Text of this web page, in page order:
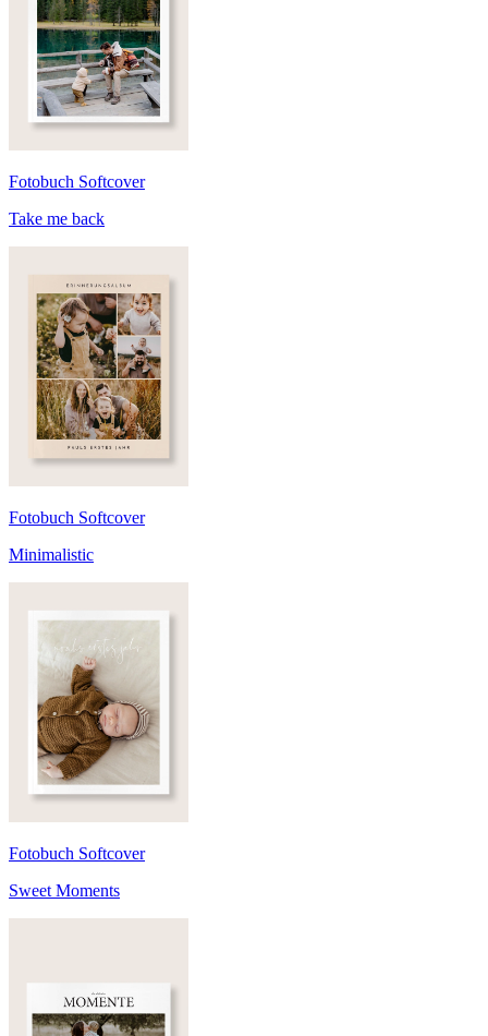
Fotobuch Softcover
Take me back
Fotobuch Softcover
Minimalistic
Fotobuch Softcover
Sweet Moments